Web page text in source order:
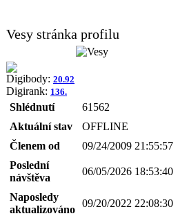
Vesy stránka profilu
Digibody: 20.92
Digirank: 136.
Shlédnutí
61562
Aktuální stav
OFFLINE
Členem od
09/24/2009 21:55:57
Poslední
návštěva
06/05/2026 18:53:40
Naposledy
aktualizováno
09/20/2022 22:08:30